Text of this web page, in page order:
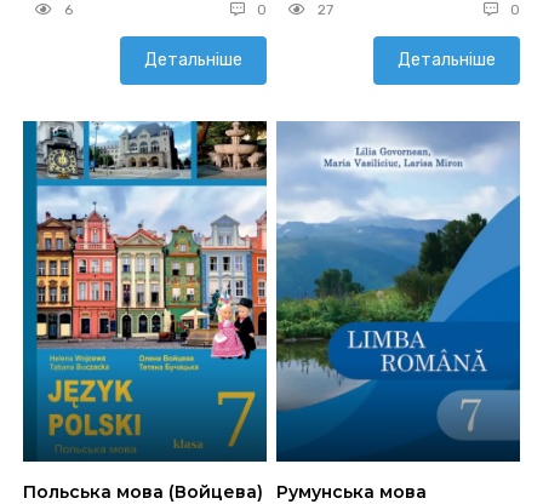
6 0
Детальніше
27 0
Детальніше
Польська мова (Войцева)
Румунська мова